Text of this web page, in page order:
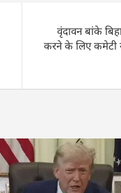
वृंदावन बांके
करने के लिए कमेटी